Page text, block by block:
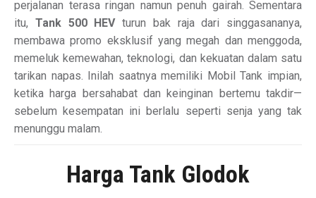
perjalanan terasa ringan namun penuh gairah. Sementara
itu, Tank 500 HEVturun bak raja dari singgasananya,
membawa promo eksklusif yang megah dan menggoda,
memeluk kemewahan, teknologi, dan kekuatan dalam satu
tarikan napas. Inilah saatnya memiliki Mobil Tank impian,
ketika harga bersahabat dan keinginan bertemu takdir—
sebelum kesempatan ini berlalu seperti senja yang tak
menunggu malam.
Harga Tank Glodok